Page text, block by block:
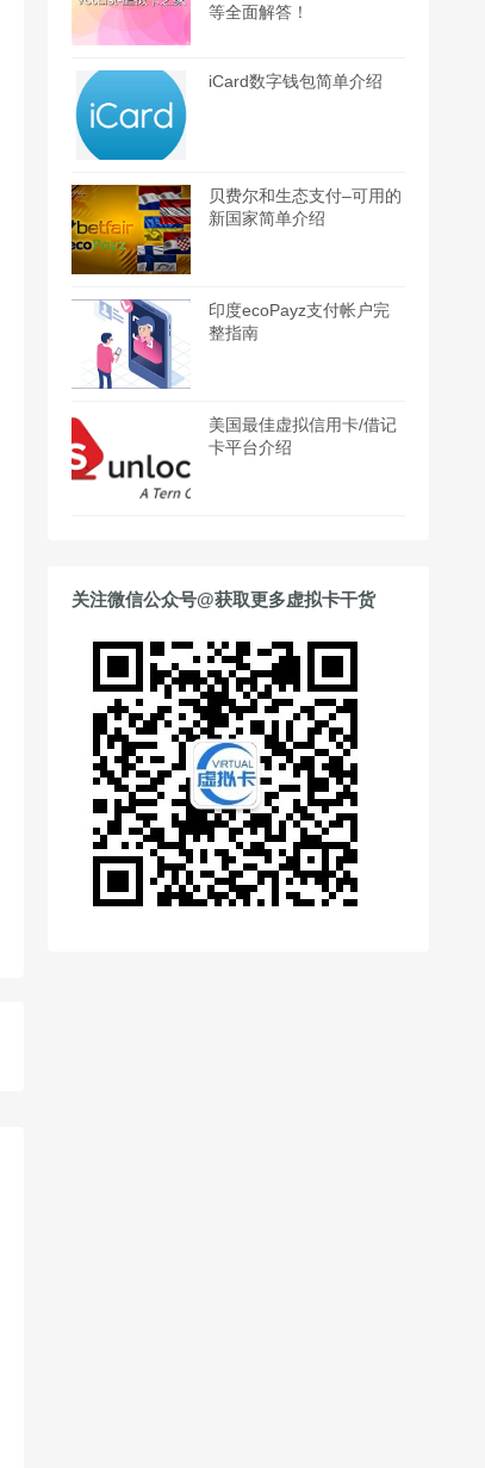
等全面解答！
iCard数字钱包简单介绍
贝费尔和生态支付–可用的
新国家简单介绍
印度ecoPayz支付帐户完
整指南
美国最佳虚拟信用卡/借记
卡平台介绍
关注微信公众号@获取更多虚拟卡干货